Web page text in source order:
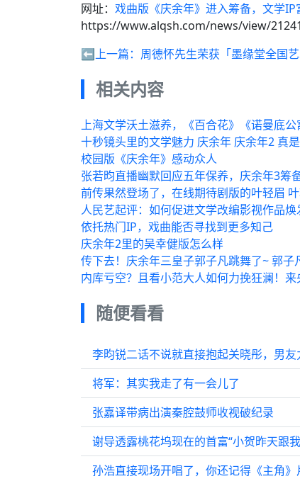
网址： 戏曲版《庆余年》进入筹备，文学IP
https://www.alqsh.com/news/view/
⬅️上一篇： 周德怀先生荣获「墨缘堂全国
相关内容
上海文学沃土滋养，《百合花》《诺曼底
十秒镜头里的文学魅力 庆余年 庆余年2 真是
校园版《庆余年》感动众人
张若昀直播幽默回应五年保养，庆余年3筹
前传果然登场了，在线期待剧版的叶轻眉
人民艺起评：如何促进文学改编影视作品焕
依托热门IP，戏曲能否寻找到更多知己
庆余年2里的吴幸健版怎么样
传下去！庆余年三皇子郭子凡跳舞了~ 郭子
内库亏空？且看小范大人如何力挽狂澜！
随便看看
将军：其实我走了有一会儿了
张嘉译带病出演秦腔鼓师收视破纪录